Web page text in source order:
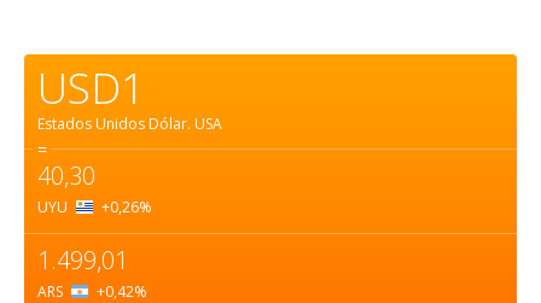
USD1
Estados Unidos Dólar. USA
=
40,30
UYU +0,26%
1.499,01
ARS +0,42%